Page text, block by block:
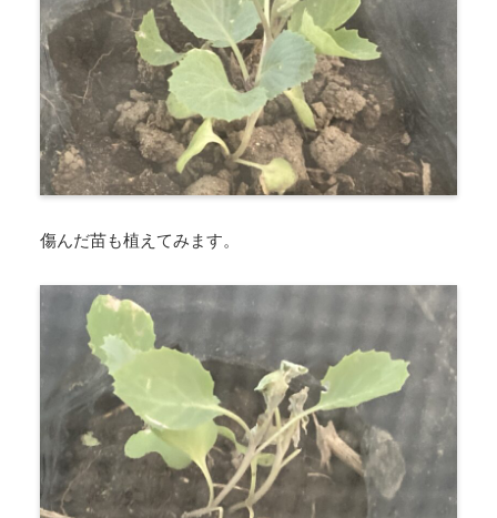
傷んだ苗も植えてみます。